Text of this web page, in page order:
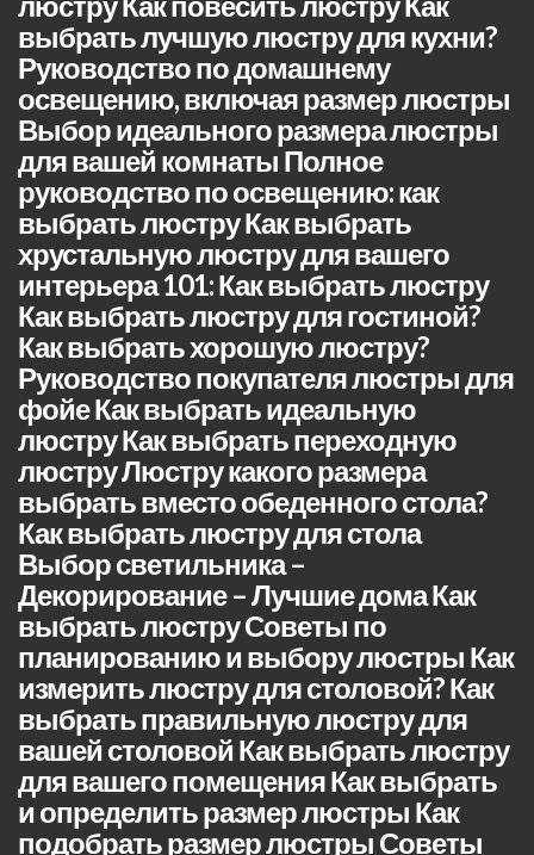
выбрать лучшую люстру для кухни?
Руководство по домашнему
освещению, включая размер люстры
Выбор идеального размера люстры
для вашей комнаты Полное
руководство по освещению: как
выбрать люстру Как выбрать
хрустальную люстру для вашего
интерьера 101: Как выбрать люстру
Как выбрать люстру для гостиной?
Как выбрать хорошую люстру?
Руководство покупателя люстры для
фойе Как выбрать идеальную
люстру Как выбрать переходную
люстру Люстру какого размера
выбрать вместо обеденного стола?
Как выбрать люстру для стола
Выбор светильника –
Декорирование – Лучшие дома Как
выбрать люстру Советы по
планированию и выбору люстры Как
измерить люстру для столовой? Как
выбрать правильную люстру для
вашей столовой Как выбрать люстру
для вашего помещения Как выбрать
и определить размер люстры Как
подобрать размер люстры Советы